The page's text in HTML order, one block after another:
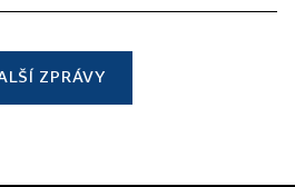
ZPRÁVY